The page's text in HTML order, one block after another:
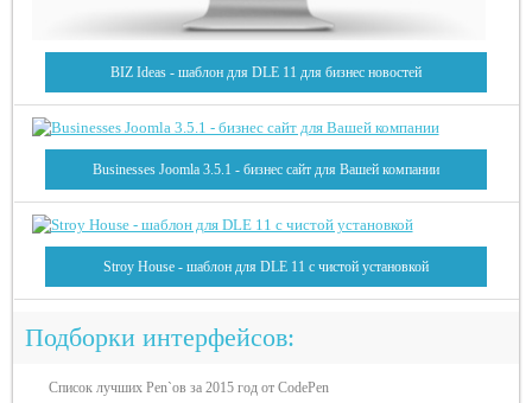
BIZ Ideas - шаблон для DLE 11 для бизнес новостей
Businesses Joomla 3.5.1 - бизнес сайт для Вашей компании
Stroy House - шаблон для DLE 11 с чистой установкой
Подборки интерфейсов:
Список лучших Pen`ов за 2015 год от CodePen